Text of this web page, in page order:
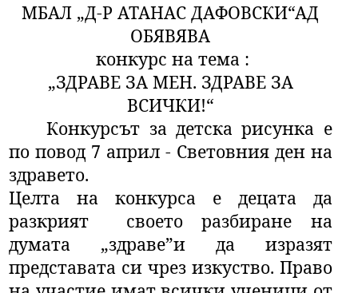
МБАЛ „Д-Р АТАНАС ДАФОВСКИ“АД
ОБЯВЯВА
конкурс на тема :
„ЗДРАВЕ ЗА МЕН. ЗДРАВЕ ЗА
ВСИЧКИ!“
Конкурсът за детска рисунка е
по повод 7 април - Световния ден на
здравето.
Целта на конкурса е децата да
разкрият своето разбиране на
думата „здраве”и да изразят
представата си чрез изкуство. Право